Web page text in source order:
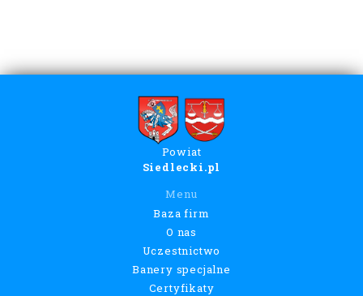
Powiat
Siedlecki.pl
Menu
Baza firm
O nas
Uczestnictwo
Banery specjalne
Certyfikaty